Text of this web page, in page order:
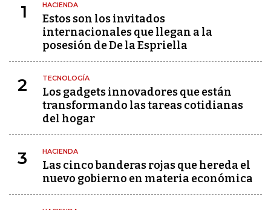
1 HACIENDA
Estos son los invitados
internacionales que llegan a la
posesión de De la Espriella
2 TECNOLOGÍA
Los gadgets innovadores que están
transformando las tareas cotidianas
del hogar
3 HACIENDA
Las cinco banderas rojas que hereda el
nuevo gobierno en materia económica